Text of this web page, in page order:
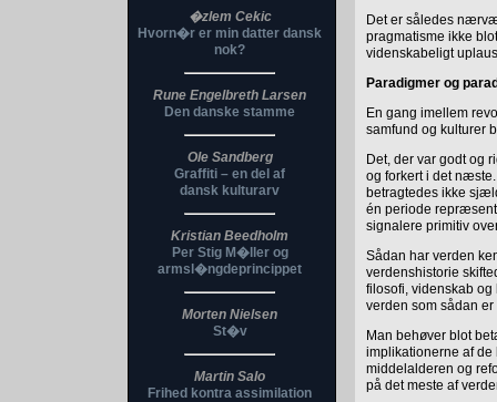
�zlem Cekic
Hvorn�r er min datter dansk
nok?
Rune Engelbreth Larsen
Den danske stamme
Ole Sandberg
Graffiti – en del af
dansk kulturarv
Kristian Beedholm
Per Stig M�ller og
armsl�ngdeprincippet
Morten Nielsen
St�v
Martin Salo
Frihed kontra assimilation
Det er således
pragmatisme ikke
videnskabeligt
Paradigmer og
En gang imellem
samfund og kulturer
Det, der var godt og
og forkert i det
betragtedes ikke
én periode
signalere primitiv
Sådan har verden
verdenshistorie
filosofi, videnskab
verden som sådan
Man behøver blot
implikationerne af
middelalderen og
på det meste af